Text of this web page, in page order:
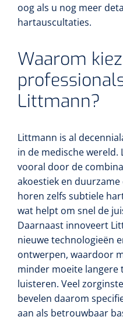
oog als u nog meer
hartauscultaties.
Waarom
Littmann?
Littmann is al
in de medische
vooral door de
akoestiek en
horen zelfs subtiele
wat helpt om snel de
Daarnaast innoveert
nieuwe technologieën
ontwerpen, waardoor
minder moeite langere
luisteren. Veel
bevelen daarom
aan als betrouwbaar